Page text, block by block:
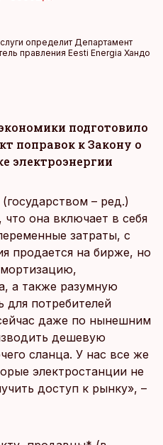
определит Департамент
правления Eesti Energia Хандо
подготовило
поправок к Закону о
электроэнергии
– ред.)
она включает в себя
затраты, с
продается на бирже, но
а также разумную
для потребителей
даже по нынешним
дешевую
сланца. У нас все же
электростанции не
доступ к рынку», –